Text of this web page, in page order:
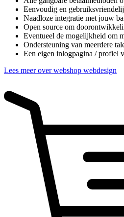
Eenvoudig en
Naadloze integratie met jouw
Open source om
Eventueel de mogelijkheid om
Ondersteuning van meerdere
Een eigen inlogpagina / profiel
Lees meer over webshop webdesign